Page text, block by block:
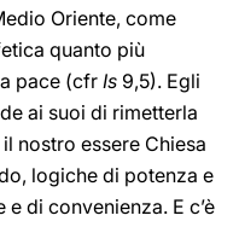
Oriente, come
quanto più
pace (cfr Is 9,5). Egli
ai suoi di rimetterla
il nostro essere Chiesa
logiche di potenza e
di convenienza. E c’è